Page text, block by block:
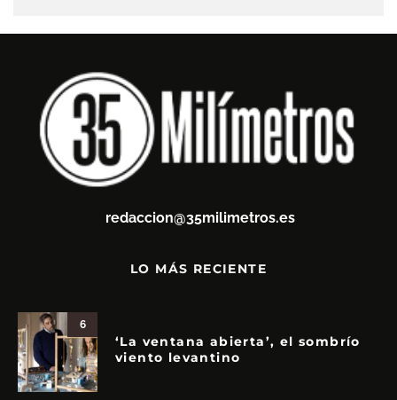
redaccion@35milimetros.es
LO MÁS RECIENTE
6
‘La ventana abierta’, el sombrío
viento levantino